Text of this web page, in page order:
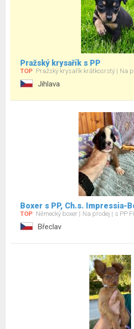
Pražský krysařík s PP
TOP Pražský krysařík krátkosrstý Na
Jihlava
Boxer s PP, Ch.s. Impressia-
TOP Německý boxer Na prodej s PP
Břeclav